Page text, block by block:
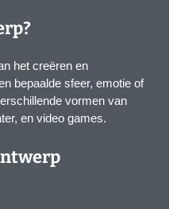
het creëren en
bepaalde sfeer, emotie of
vormen van
en video games.